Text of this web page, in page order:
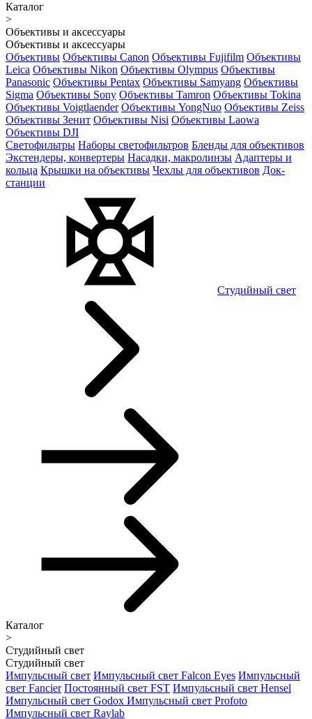
Каталог
>
Объективы и аксессуары
Объективы и аксессуары
Объективы Объективы Canon Объективы Fujifilm Объективы
Leica Объективы Nikon Объективы Olympus Объективы
Panasonic Объективы Pentax Объективы Samyang Объективы
Sigma Объективы Sony Объективы Tamron Объективы Tokina
Объективы Voigtlaender Объективы YongNuo Объективы Zeiss
Объективы Зенит Объективы Nisi Объективы Laowa
Объективы DJI
Светофильтры Наборы светофильтров Бленды для объективов
Экстендеры, конвертеры Насадки, макролинзы Адаптеры и
кольца Крышки на объективы Чехлы для объективов Док-
станции
Студийный свет
Каталог
>
Студийный свет
Студийный свет
Импульсный свет Импульсный свет Falcon Eyes Импульсный
свет Fancier Постоянный свет FST Импульсный свет Hensel
Импульсный свет Godox Импульсный свет Profoto
Импульсный свет Raylab